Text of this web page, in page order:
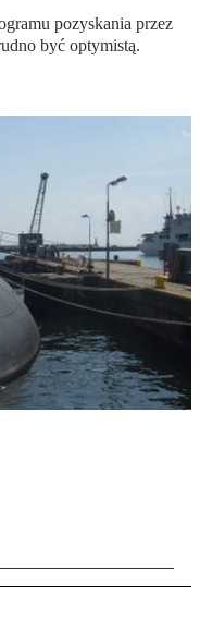
pozyskania przez
być optymistą.